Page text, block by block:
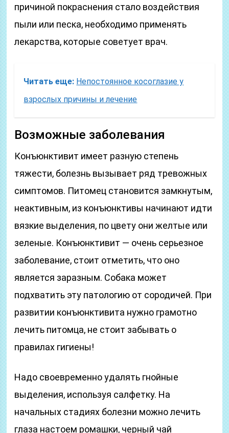
причиной покраснения стало воздействия
пыли или песка, необходимо применять
лекарства, которые советует врач.
Читать еще: Непостоянное косоглазие у
взрослых причины и лечение
Возможные заболевания
Конъюнктивит имеет разную степень
тяжести, болезнь вызывает ряд тревожных
симптомов. Питомец становится замкнутым,
неактивным, из конъюнктивы начинают идти
вязкие выделения, по цвету они желтые или
зеленые. Конъюнктивит — очень серьезное
заболевание, стоит отметить, что оно
является заразным. Собака может
подхватить эту патологию от сородичей. При
развитии конъюнктивита нужно грамотно
лечить питомца, не стоит забывать о
правилах гигиены!
Надо своевременно удалять гнойные
выделения, используя салфетку. На
начальных стадиях болезни можно лечить
глаза настоем ромашки, черный чай